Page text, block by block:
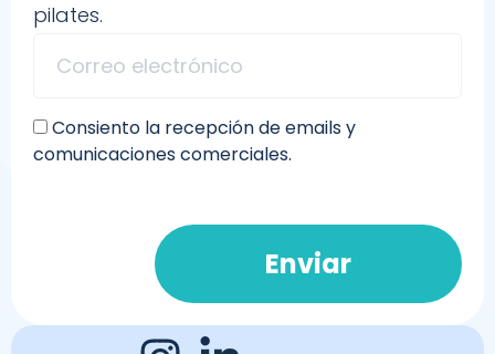
pilates.
Consiento la recepción de emails y
comunicaciones comerciales.
Enviar